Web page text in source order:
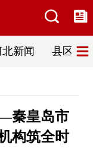
北新闻 县区热
秦皇岛市
构筑全时